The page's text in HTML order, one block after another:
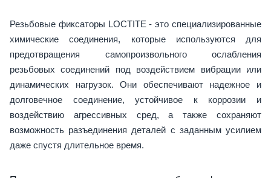
Резьбовые фиксаторы LOCTITE - это специализированные
химические соединения, которые используются для
предотвращения самопроизвольного ослабления
резьбовых соединений под воздействием вибрации или
динамических нагрузок. Они обеспечивают надежное и
долговечное соединение, устойчивое к коррозии и
воздействию агрессивных сред, а также сохраняют
возможность разъединения деталей с заданным усилием
даже спустя длительное время.